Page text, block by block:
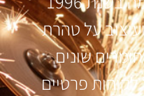
על טהרת
שונים
לקוחות פרטיים